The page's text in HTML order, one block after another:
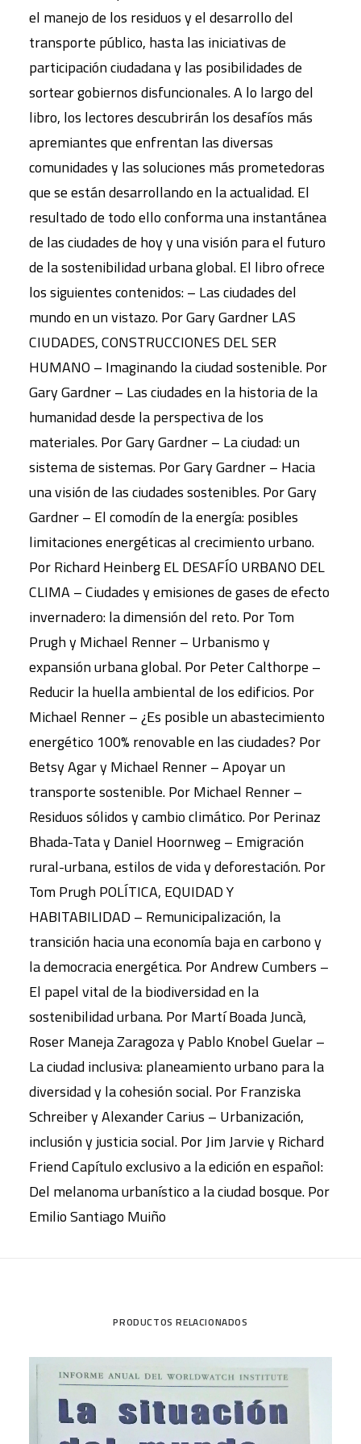
el manejo de los residuos y el desarrollo del
transporte público, hasta las iniciativas de
participación ciudadana y las posibilidades de
sortear gobiernos disfuncionales. A lo largo del
libro, los lectores descubrirán los desafíos más
apremiantes que enfrentan las diversas
comunidades y las soluciones más prometedoras
que se están desarrollando en la actualidad. El
resultado de todo ello conforma una instantánea
de las ciudades de hoy y una visión para el futuro
de la sostenibilidad urbana global. El libro ofrece
los siguientes contenidos: – Las ciudades del
mundo en un vistazo. Por Gary Gardner LAS
CIUDADES, CONSTRUCCIONES DEL SER
HUMANO – Imaginando la ciudad sostenible. Por
Gary Gardner – Las ciudades en la historia de la
humanidad desde la perspectiva de los
materiales. Por Gary Gardner – La ciudad: un
sistema de sistemas. Por Gary Gardner – Hacia
una visión de las ciudades sostenibles. Por Gary
Gardner – El comodín de la energía: posibles
limitaciones energéticas al crecimiento urbano.
Por Richard Heinberg EL DESAFÍO URBANO DEL
CLIMA – Ciudades y emisiones de gases de efecto
invernadero: la dimensión del reto. Por Tom
Prugh y Michael Renner – Urbanismo y
expansión urbana global. Por Peter Calthorpe –
Reducir la huella ambiental de los edificios. Por
Michael Renner – ¿Es posible un abastecimiento
energético 100% renovable en las ciudades? Por
Betsy Agar y Michael Renner – Apoyar un
transporte sostenible. Por Michael Renner –
Residuos sólidos y cambio climático. Por Perinaz
Bhada-Tata y Daniel Hoornweg – Emigración
rural-urbana, estilos de vida y deforestación. Por
Tom Prugh POLÍTICA, EQUIDAD Y
HABITABILIDAD – Remunicipalización, la
transición hacia una economía baja en carbono y
la democracia energética. Por Andrew Cumbers –
El papel vital de la biodiversidad en la
sostenibilidad urbana. Por Martí Boada Juncà,
Roser Maneja Zaragoza y Pablo Knobel Guelar –
La ciudad inclusiva: planeamiento urbano para la
diversidad y la cohesión social. Por Franziska
Schreiber y Alexander Carius – Urbanización,
inclusión y justicia social. Por Jim Jarvie y Richard
Friend Capítulo exclusivo a la edición en español:
Del melanoma urbanístico a la ciudad bosque. Por
Emilio Santiago Muiño
PRODUCTOS RELACIONADOS